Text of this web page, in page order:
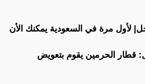
لأول مرة في السعودية يمكنك الأن
قطار الحرمين يقوم بتعويض